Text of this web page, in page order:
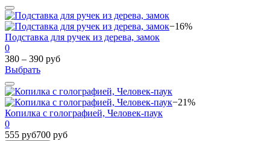
−16%
Подставка для ручек из дерева, замок
0
380 – 390 руб
Выбрать
−21%
Копилка с голографией, Человек-паук
0
555 руб700 руб